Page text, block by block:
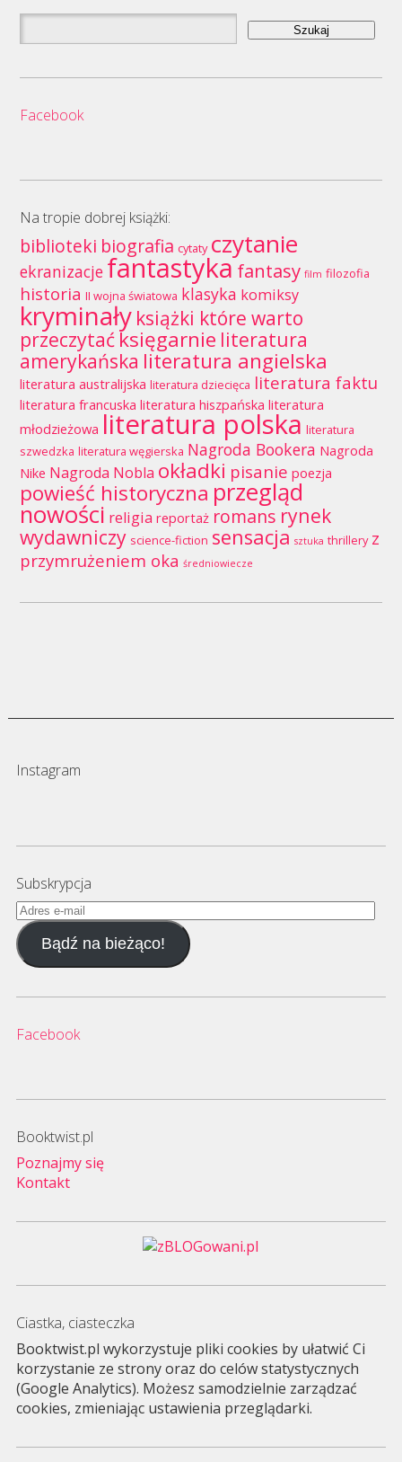
Szukaj:
Facebook
Na tropie dobrej książki:
biblioteki biografia cytaty czytanie
ekranizacje fantastykafantasy film filozofia
historia II wojna światowa klasyka komiksy
kryminały książki które warto
przeczytaćksięgarnie literatura
amerykańska literatura angielska
literatura australijska literatura dziecięca literatura faktu
literatura francuska literatura hiszpańska literatura
młodzieżowa literatura polska literatura
szwedzka literatura węgierska Nagroda Bookera Nagroda
Nike Nagroda Nobla okładki pisanie poezja
powieść historyczna przegląd
nowości religia reportaż romans rynek
wydawniczy science-fiction sensacja sztuka thrillery z
przymrużeniem oka średniowiecze
Instagram
Subskrypcja
Adres
e-
mailBądź na bieżąco!
Facebook
Booktwist.pl
Poznajmy się
Kontakt
Ciastka, ciasteczka
Booktwist.pl wykorzystuje pliki cookies by ułatwić Ci
korzystanie ze strony oraz do celów statystycznych
(Google Analytics). Możesz samodzielnie zarządzać
cookies, zmieniając ustawienia przeglądarki.